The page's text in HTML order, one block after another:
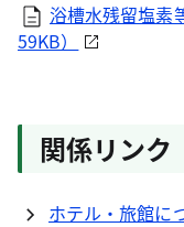
浴槽水残留塩素
59KB）
関係リンク
ホテル・旅館に